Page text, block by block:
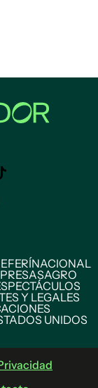
NACIONAL
AGRO
Y LEGALES
UNIDOS